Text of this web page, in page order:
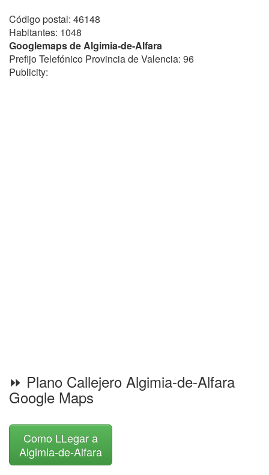
Código postal: 46148
Habitantes: 1048
Googlemaps de Algimia-de-Alfara
Prefijo Telefónico Provincia de Valencia: 96
Publicity:
⏩ Plano Callejero Algimia-de-Alfara
Google Maps
Como LLegar a
Algimia-de-Alfara